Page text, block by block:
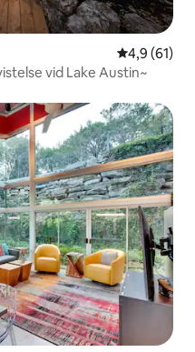
4,9 av 5 i
4,9 (61)
vid Lake Austin~